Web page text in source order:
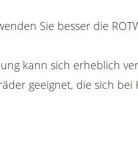
Sie besser die
kann sich erheblich
geeignet, die sich bei